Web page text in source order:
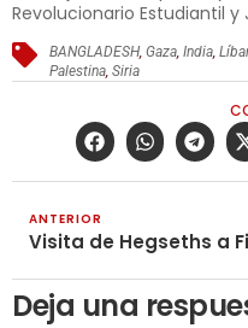
Revolucionario Estudiantil y
BANGLADESH,Gaza,India,
Palestina,Siria
ANTERIOR
Deja una